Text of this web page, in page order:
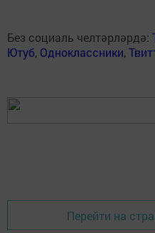
Без социаль челтәрләрдә:
Ютуб, Одноклассники,
Перейти на